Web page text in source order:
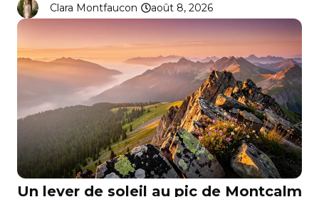
Clara Montfaucon août 8, 2026
Un lever de soleil au pic de Montcalm